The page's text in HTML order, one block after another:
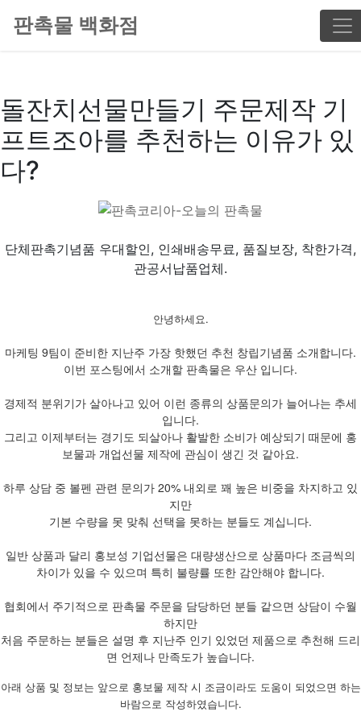
판촉물 백화점
돌잔치선물만들기 주문제작 기
프트조아를 추천하는 이유가 있
다?
단체판촉기념품 우대할인, 인쇄배송무료, 품질보장, 착한가격,
관공서납품업체.
안녕하세요.
마케팅 9팀이 준비한 지난주 가장 핫했던 추천 창립기념품 소개합니다.
이번 포스팅에서 소개할 판촉물은 우산 입니다.
경제적 분위기가 살아나고 있어 이런 종류의 상품문의가 늘어나는 추세
입니다.
그리고 이제부터는 경기도 되살아나 활발한 소비가 예상되기 때문에 홍
보물과 개업선물 제작에 관심이 생긴 것 같아요.
하루 상담 중 볼펜 관련 문의가 20% 내외로 꽤 높은 비중을 차지하고 있
지만
기본 수량을 못 맞춰 선택을 못하는 분들도 계십니다.
일반 상품과 달리 홍보성 기업선물은 대량생산으로 상품마다 조금씩의
차이가 있을 수 있으며 특히 불량률 또한 감안해야 합니다.
협회에서 주기적으로 판촉물 주문을 담당하던 분들 같으면 상담이 수월
하지만
처음 주문하는 분들은 설명 후 지난주 인기 있었던 제품으로 추천해 드리
면 언제나 만족도가 높습니다.
아래 상품 및 정보는 앞으로 홍보물 제작 시 조금이라도 도움이 되었으면 하는
바람으로 작성하였습니다.